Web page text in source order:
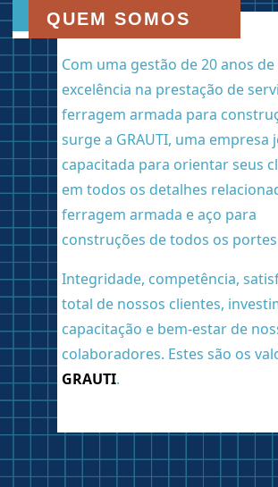
QUEM SOMOS
Com uma gestão de 20 anos de
excelência na prestação de
ferragem armada para
surge a GRAUTI, uma empresa
capacitada para orientar seus
em todos os detalhes
ferragem armada e aço para
construções de todos os portes
Integridade, competência,
total de nossos clientes,
capacitação e bem-estar de
colaboradores. Estes são os
GRAUTI.